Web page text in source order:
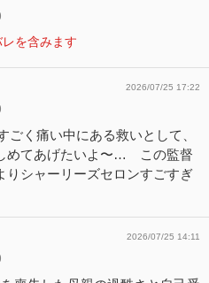
を含みます
2026/07/25 17:22
く痛い中にある救いとして、
めてあげたいよ〜… この監督
シャーリーズセロンすごすぎ
2026/07/25 14:11